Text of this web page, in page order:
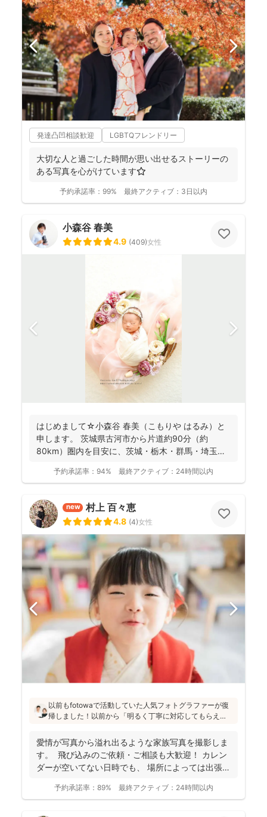
発達凸凹相談歓迎 LGBTQフレンドリー
大切な人と過ごした時間が思い出せるストーリーの
ある写真を心がけています⭐️
予約承諾率： 99% 最終アクティブ： 3日以内
小森谷 春美
4.9 (409)女性
はじめまして☆小森谷 春美（こもりや はるみ）と
申します。 茨城県古河市から片道約90分（約
80km）圏内を目安に、茨城・栃木・群馬・埼玉
予約承諾率： 94% 最終アクティブ： 24時間以内
new 村上 百々恵
4.8 (4)女性
以前もfotowaで活動していた人気フォトグラファーが復
帰しました！以前から「明るく丁寧に対応してもらえ
と好評です♪特にニューボーンフォトは様々な研修を受講
し、クオリティ高いお写真をお届けされています(^^)
愛情が写真から溢れ出るような家族写真を撮影しま
す。 飛び込みのご依頼・ご相談も大歓迎！ カレン
ダーが空いてない日時でも、 場所によっては出張で
予約承諾率： 89% 最終アクティブ： 24時間以内